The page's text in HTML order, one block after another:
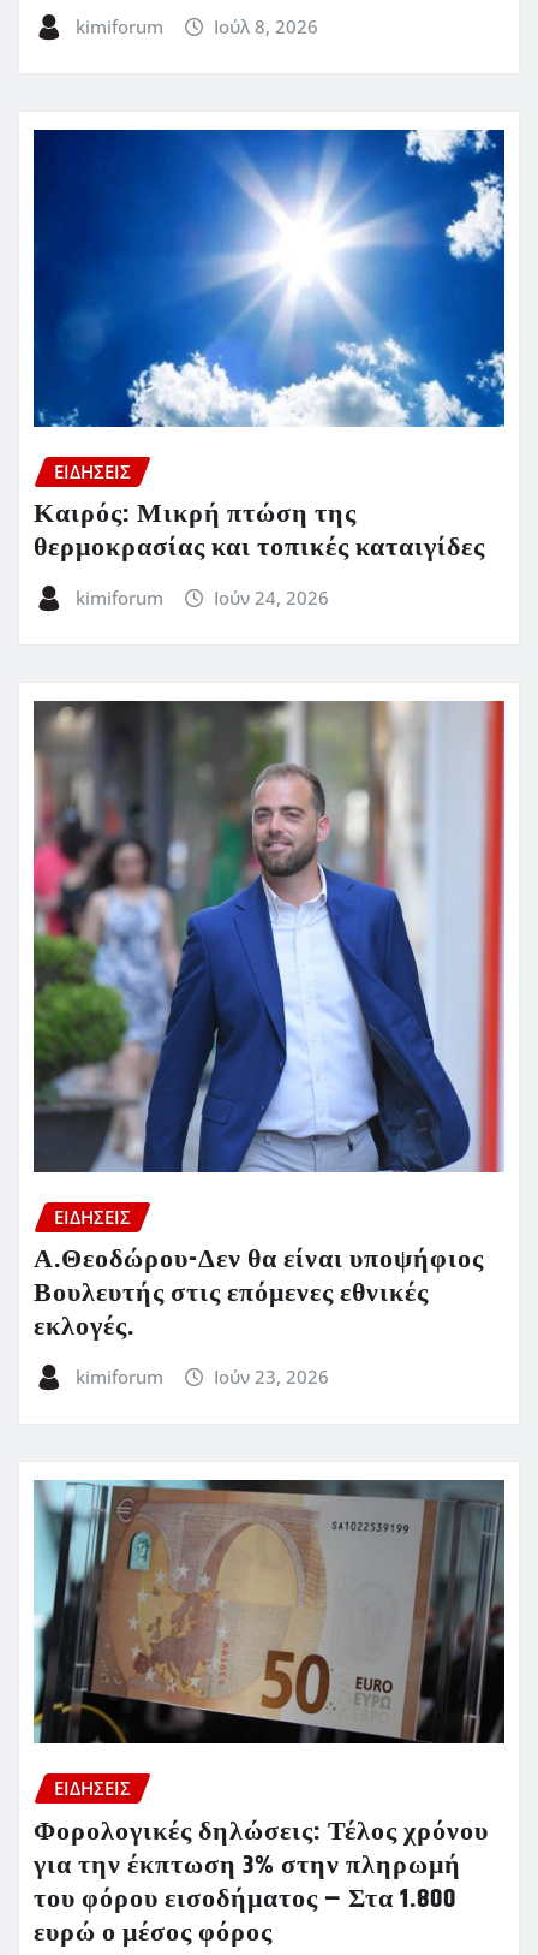
kimiforum Ιούλ 8, 2026
ΕΙΔΗΣΕΙΣ
Καιρός: Μικρή πτώση της
θερμοκρασίας και τοπικές καταιγίδες
kimiforum Ιούν 24, 2026
ΕΙΔΗΣΕΙΣ
Α.Θεοδώρου-Δεν θα είναι υποψήφιος
Βουλευτής στις επόμενες εθνικές
εκλογές.
kimiforum Ιούν 23, 2026
ΕΙΔΗΣΕΙΣ
Φορολογικές δηλώσεις: Τέλος χρόνου
για την έκπτωση 3% στην πληρωμή
του φόρου εισοδήματος – Στα 1.800
ευρώ ο μέσος φόρος